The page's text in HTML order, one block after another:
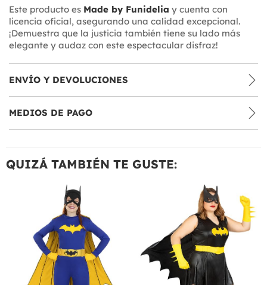
Este producto es Made by Funidelia y cuenta con
licencia oficial, asegurando una calidad excepcional.
¡Demuestra que la justicia también tiene su lado más
elegante y audaz con este espectacular disfraz!
ENVÍO Y DEVOLUCIONES
MEDIOS DE PAGO
QUIZÁ TAMBIÉN TE GUSTE: